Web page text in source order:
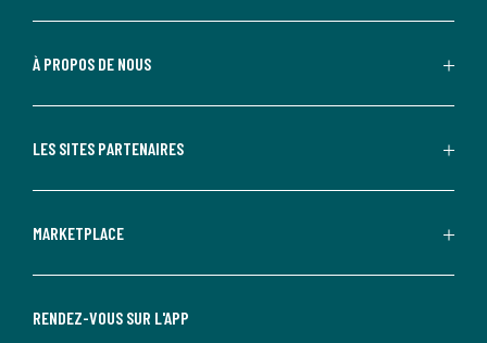
À PROPOS DE NOUS
LES SITES PARTENAIRES
MARKETPLACE
RENDEZ-VOUS SUR L'APP